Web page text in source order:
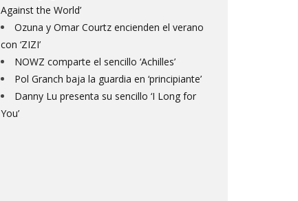
Against the World’
Ozuna y Omar Courtz encienden el verano
con ‘ZIZI’
NOWZ comparte el sencillo ‘Achilles’
Pol Granch baja la guardia en ‘principiante’
Danny Lu presenta su sencillo ‘I Long for
You’